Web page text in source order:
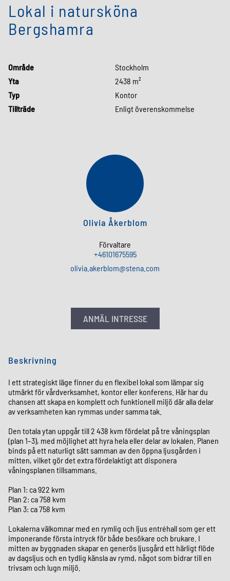
Lokal i natursköna
Bergshamra
Område
Stockholm
Yta
2438 m²
Typ
Kontor
Tillträde
Enligt överenskommelse
Olivia Åkerblom
Förvaltare
+46101675595
olivia akerblom@stena com
ANMÄL INTRESSE
Beskrivning
I ett strategiskt läge finner du en flexibel lokal som lämpar sig
utmärkt för vårdverksamhet, kontor eller konferens. Här har du
chansen att skapa en komplett och funktionell miljö där alla delar
av verksamheten kan rymmas under samma tak.
Den totala ytan uppgår till 2 438 kvm fördelat på tre våningsplan
(plan 1–3), med möjlighet att hyra hela eller delar av lokalen. Planen
binds på ett naturligt sätt samman av den öppna ljusgården i
mitten, vilket gör det extra fördelaktigt att disponera
våningsplanen tillsammans.
Plan 1: ca 922 kvm
Plan 2: ca 758 kvm
Plan 3: ca 758 kvm
Lokalerna välkomnar med en rymlig och ljus entréhall som ger ett
imponerande första intryck för både besökare och brukare. I
mitten av byggnaden skapar en generös ljusgård ett härligt flöde
av dagsljus och en tydlig känsla av rymd, något som bidrar till en
trivsam och lugn miljö.